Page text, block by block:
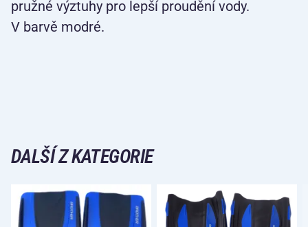
pružné výztuhy pro lepší proudění vody.
V barvě modré.
DALŠÍ Z KATEGORIE